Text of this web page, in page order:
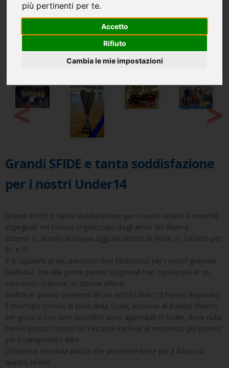
più pertinenti per te.
Accetto
Rifiuto
Cambia le mie impostazioni
< >
Grandi SFIDE e tanta soddisfazione
per i nostri Under14
Grandi SFIDE e tanta soddisfazione per i nostri Under14 maschili
impegnati nel torneo organizzato dagli amici del Riviera.
Ebbene si, alzano la coppa aggiudicandosi la finale vs Salzano per
81 a 51.
9 le squadre al via, percorso non facilissimo per i nostri guerrieri
Gialloblu, che alle prime partite stagionali han saputo poi in un
crescendo imporre un ottima difesa.
Inoltre in questo weekend alcuni nostri Under13 hanno disputato
il rinomato torneo di Isola della Scala, assieme al Basket Mestre,
bel gioco e con zero sconfitte sono approdati in finale, dove nulla
hanno potuto contro un Petrarca Padova al momento più pronto
per il campionato élite.
Un'ottima seconda piazza che promette bene per il futuro di
questo team!